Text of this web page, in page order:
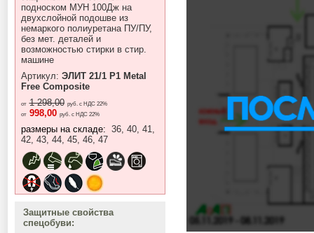
подноском МУН 100Дж на
двухслойной подошве из
немаркого полиуретана ПУ/ПУ,
без мет. деталей и
возможностью стирки в стир.
машине
Артикул: ЭЛИТ 21/1 P1 Metal
Free Composite
от 1 298,00 руб. с НДС 22%
от 998,00 руб. с НДС 22%
размеры на складе: 36, 40, 41,
42, 43, 44, 45, 46, 47
Защитные свойства
спецобуви: